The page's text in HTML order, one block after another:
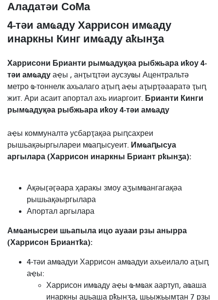
Аладатәи СоМа
4-тәи амҩаду Харрисон имҩаду
инаркны Кинг имҩаду аҟынӡа
Харрисони Брианти рымҩадуқәа рыбжьара иҟоу 4-
тәи амҩаду аҿы , анҭыҵтәи аусзуҩы Ацентральтә
метро ҩ-тоннелк ахьалаго аҭыԥ аҿы аҭырҭәааратә ҭыԥ
жит. Ари асаит апортал ахь ииаргоит. Брианти Кинги
рымҩадуқәа рыбжьара иҟоу 4-тәи амҩаду
аҿы коммуналтә усбарҭақәа рыԥсахреи
рышьақәыргылареи мҩаԥысуеит. Имҩаԥысуа
аргылара (Харрисон инаркны Бриант рҟынӡа):
Ақәыӷәӷәара ҳаракы змоу аӡымҩангагақәа
рышьақәыргылара
Апортал аргылара
Амҩанысреи шьапыла ицо ауааи рзы анырра
(Харрисон Бриантҟа):
4-тәи амҩадуи Харрисон амҩадуи ахьеилало аҭыԥ
аҿы:
Харрисон имҩаду аҿы ҩ-мҩак аартуп, аҩаша
инаркны аџьаша рҟынӡа, шьыжьымҭан 7 рзы